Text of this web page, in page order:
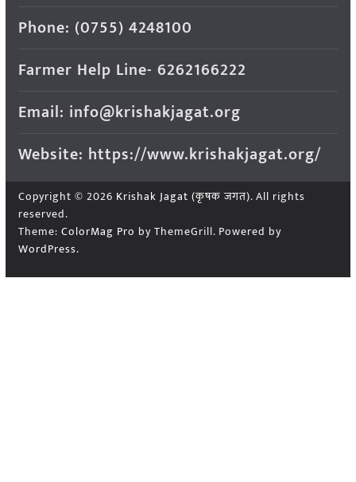
Phone: (0755) 4248100
Farmer Help Line- 6262166222
Email: info@krishakjagat.org
Website: https://www.krishakjagat.org/
Copyright © 2026 Krishak Jagat (कृषक जगत). All rights
reserved.
Theme: ColorMag Pro by ThemeGrill. Powered by
WordPress.